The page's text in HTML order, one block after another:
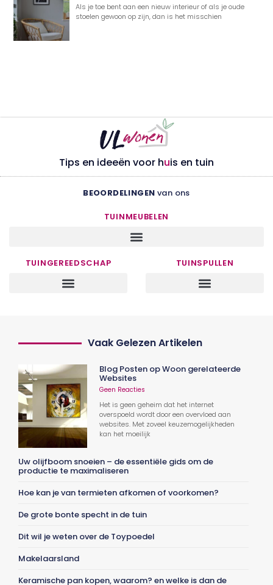
Als je toe bent aan een nieuw interieur of als je oude
stoelen gewoon op zijn, dan is het misschien
Tips en ideeën voor huis en tuin
BEOORDELINGEN van ons
TUINMEUBELEN
TUINGEREEDSCHAP TUINSPULLEN
Vaak Gelezen Artikelen
Blog Posten op Woon gerelateerde
Websites
Geen Reacties
Het is geen geheim dat het internet
overspoeld wordt door een overvloed aan
websites. Met zoveel keuzemogelijkheden
kan het moeilijk
Uw olijfboom snoeien – de essentiële gids om de
productie te maximaliseren
Hoe kan je van termieten afkomen of voorkomen?
De grote bonte specht in de tuin
Dit wil je weten over de Toypoedel
Makelaarsland
Keramische pan kopen, waarom? en welke is dan de